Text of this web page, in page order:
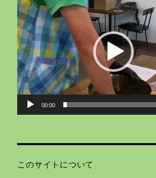
画
プ
レ
ー
ヤ
ー
00:00
このサイトについて